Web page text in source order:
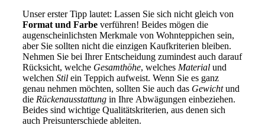
Unser erster Tipp lautet: Lassen Sie sich nicht gleich von
Format und Farbe verführen! Beides mögen die
augenscheinlichsten Merkmale von Wohnteppichen sein,
aber Sie sollten nicht die einzigen Kaufkriterien bleiben.
Nehmen Sie bei Ihrer Entscheidung zumindest auch darauf
Rücksicht, welche Gesamthöhe, welches Material und
welchenStil ein Teppich aufweist. Wenn Sie es ganz
genau nehmen möchten, sollten Sie auch das Gewichtund
die Rückenausstattung in Ihre Abwägungen einbeziehen.
Beides sind wichtige Qualitätskriterien, aus denen sich
auch Preisunterschiede ableiten.